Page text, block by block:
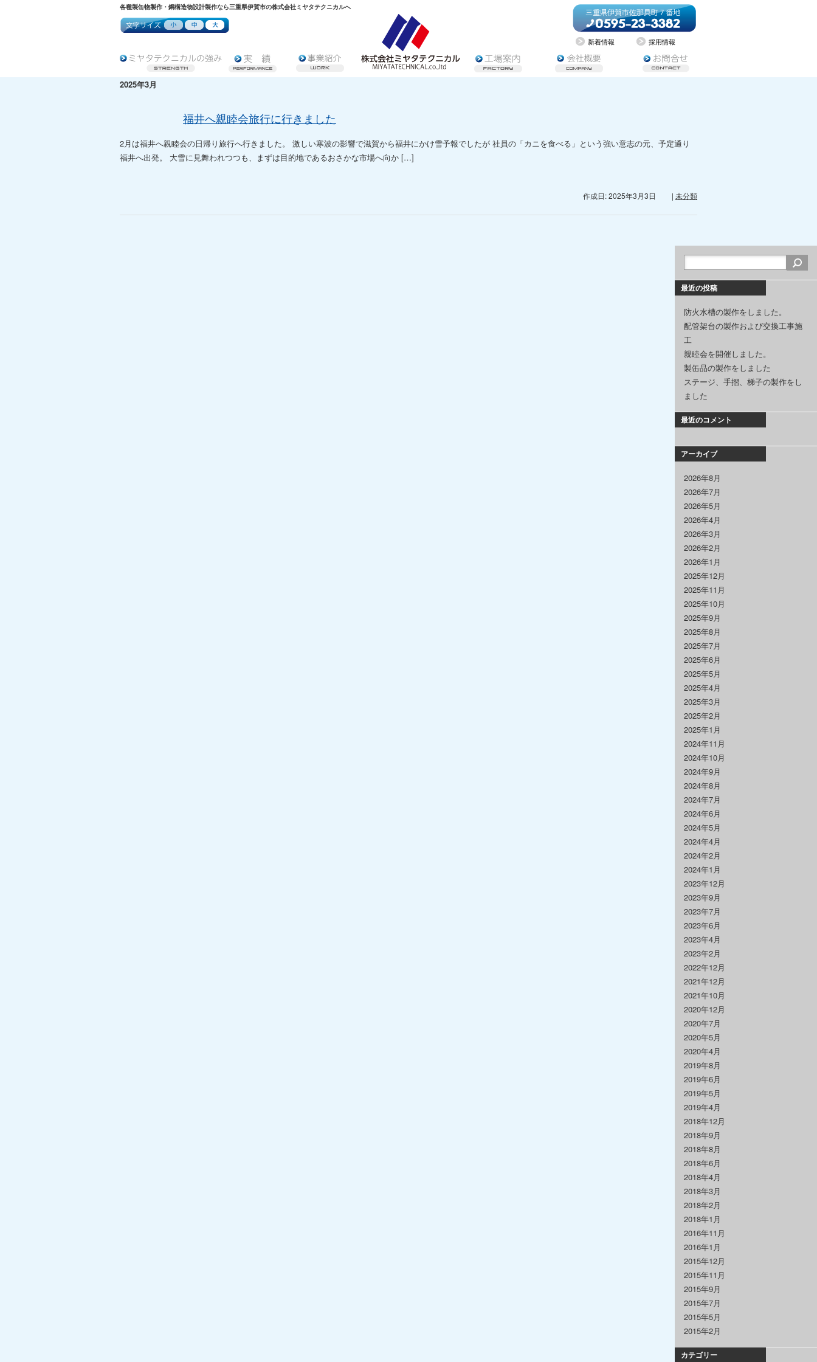
各種製缶物製作・鋼構造物設計製作なら三重県伊賀市の株式会社ミヤタテクニカルへ
新着情報 採用情報
2025年3月
福井へ親睦会旅行に行きました
2月は福井へ親睦会の日帰り旅行へ行きました。 激しい寒波の影響で滋賀から福井にかけ雪予報でしたが 社員の「カニを食べる」という強い意志の元、予定通り
福井へ出発。 大雪に見舞われつつも、まずは目的地であるおさかな市場へ向か […]
作成日: 2025年3月3日 | 未分類
最近の投稿
防火水槽の製作をしました。
配管架台の製作および交換工事施
工
親睦会を開催しました。
製缶品の製作をしました
ステージ、手摺、梯子の製作をし
ました
最近のコメント
アーカイブ
2026年8月
2026年7月
2026年5月
2026年4月
2026年3月
2026年2月
2026年1月
2025年12月
2025年11月
2025年10月
2025年9月
2025年8月
2025年7月
2025年6月
2025年5月
2025年4月
2025年3月
2025年2月
2025年1月
2024年11月
2024年10月
2024年9月
2024年8月
2024年7月
2024年6月
2024年5月
2024年4月
2024年2月
2024年1月
2023年12月
2023年9月
2023年7月
2023年6月
2023年4月
2023年2月
2022年12月
2021年12月
2021年10月
2020年12月
2020年7月
2020年5月
2020年4月
2019年8月
2019年6月
2019年5月
2019年4月
2018年12月
2018年9月
2018年8月
2018年6月
2018年4月
2018年3月
2018年2月
2018年1月
2016年11月
2016年1月
2015年12月
2015年11月
2015年9月
2015年7月
2015年5月
2015年2月
カテゴリー